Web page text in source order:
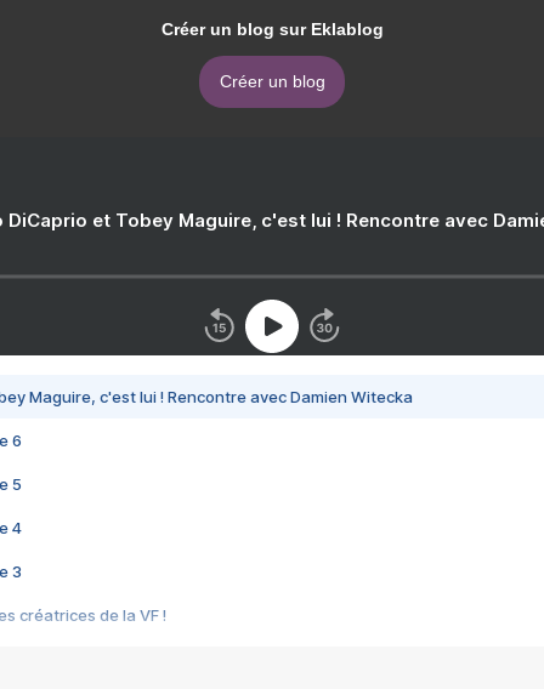
Créer un blog sur Eklablog
Créer un blog
DiCaprio et Tobey Maguire, c'est lui ! Rencontre avec
Maguire, c'est lui ! Rencontre avec Damien Witecka
6
5
4
3
créatrices de la VF !